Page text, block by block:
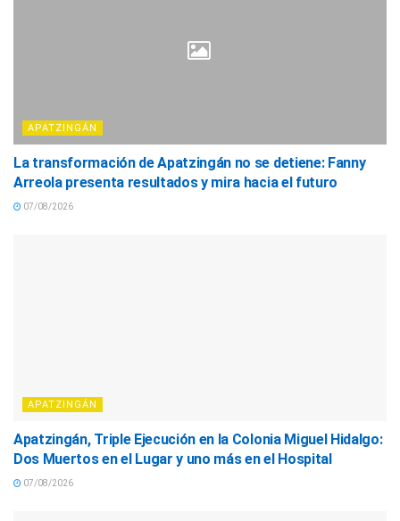
APATZINGÁN
La transformación de Apatzingán no se detiene: Fanny
Arreola presenta resultados y mira hacia el futuro
07/08/2026
APATZINGÁN
Apatzingán, Triple Ejecución en la Colonia Miguel Hidalgo:
Dos Muertos en el Lugar y uno más en el Hospital
07/08/2026